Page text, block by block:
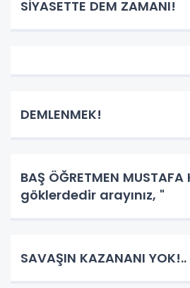
SİYASETTE DEM ZAMANI!
DEMLENMEK!
BAŞ ÖĞRETMEN MUSTAFA
göklerdedir arayınız, "
SAVAŞIN KAZANANI YOK!..